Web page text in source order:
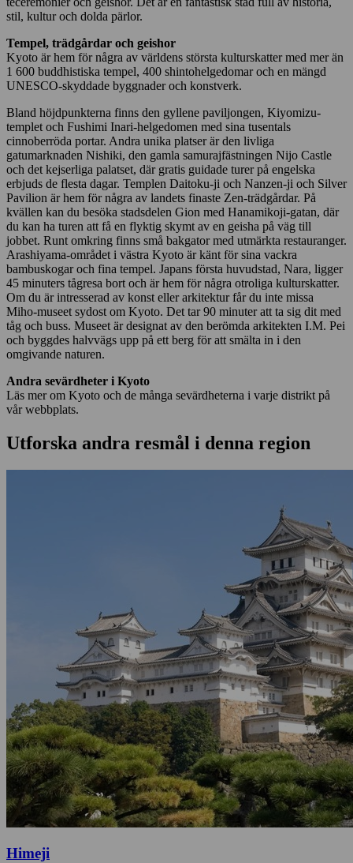
stil, kultur och dolda pärlor.
Tempel, trädgårdar och geishor
Kyoto är hem för några av världens största kulturskatter med mer än
1 600 buddhistiska tempel, 400 shintohelgedomar och en mängd
UNESCO-skyddade byggnader och konstverk.
Bland höjdpunkterna finns den gyllene paviljongen, Kiyomizu-
templet och Fushimi Inari-helgedomen med sina tusentals
cinnoberröda portar. Andra unika platser är den livliga
gatumarknaden Nishiki, den gamla samurajfästningen Nijo Castle
och det kejserliga palatset, där gratis guidade turer på engelska
erbjuds de flesta dagar. Templen Daitoku-ji och Nanzen-ji och Silver
Pavilion är hem för några av landets finaste Zen-trädgårdar. På
kvällen kan du besöka stadsdelen Gion med Hanamikoji-gatan, där
du kan ha turen att få en flyktig skymt av en geisha på väg till
jobbet. Runt omkring finns små bakgator med utmärkta restauranger.
Arashiyama-området i västra Kyoto är känt för sina vackra
bambuskogar och fina tempel. Japans första huvudstad, Nara, ligger
45 minuters tågresa bort och är hem för några otroliga kulturskatter.
Om du är intresserad av konst eller arkitektur får du inte missa
Miho-museet sydost om Kyoto. Det tar 90 minuter att ta sig dit med
tåg och buss. Museet är designat av den berömda arkitekten I.M. Pei
och byggdes halvvägs upp på ett berg för att smälta in i den
omgivande naturen.
Andra sevärdheter i Kyoto
Läs mer om Kyoto och de många sevärdheterna i varje distrikt på
vår webbplats.
Utforska andra resmål i denna region
Himeji